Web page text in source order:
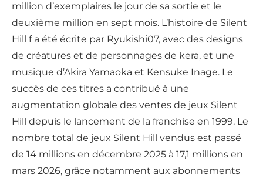
million d’exemplaires le jour de sa sortie et le
deuxième million en sept mois. L’histoire de Silent
Hill f a été écrite par Ryukishi07, avec des designs
de créatures et de personnages de kera, et une
musique d’Akira Yamaoka et Kensuke Inage. Le
succès de ces titres a contribué à une
augmentation globale des ventes de jeux Silent
Hill depuis le lancement de la franchise en 1999. Le
nombre total de jeux Silent Hill vendus est passé
de 14 millions en décembre 2025 à 17,1 millions en
mars 2026, grâce notamment aux abonnements